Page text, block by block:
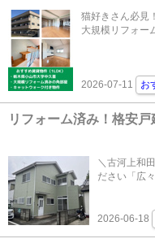
猫好きさん必見
大規模リフォー
2026-07-11 お
リフォーム済み！格安戸
＼古河上和
ださい「広
2026-06-18